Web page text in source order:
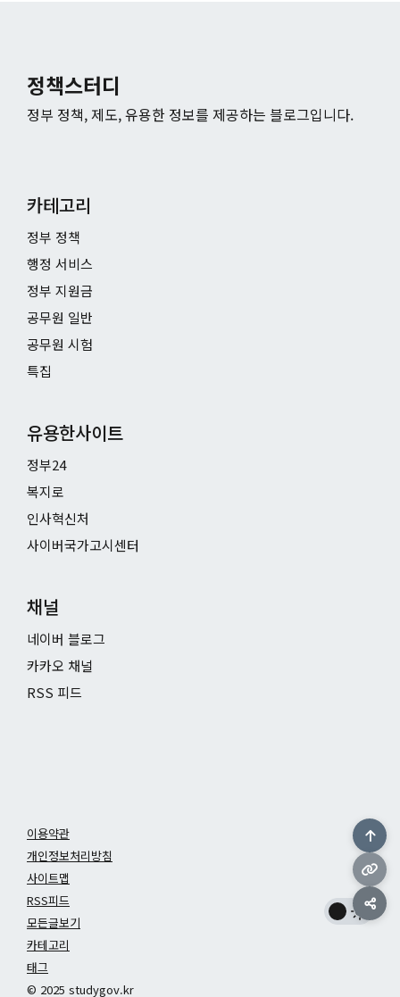
정책스터디
정부 정책, 제도, 유용한 정보를 제공하는 블로그입니다.
카테고리
정부 정책
행정 서비스
정부 지원금
공무원 일반
공무원 시험
특집
유용한사이트
정부24
복지로
인사혁신처
사이버국가고시센터
채널
네이버 블로그
카카오 채널
RSS 피드
이용약관
개인정보처리방침
사이트맵
RSS피드
모든글보기
카테고리
태그
© 2025 studygov.kr